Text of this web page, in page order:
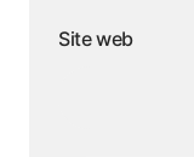
Site web